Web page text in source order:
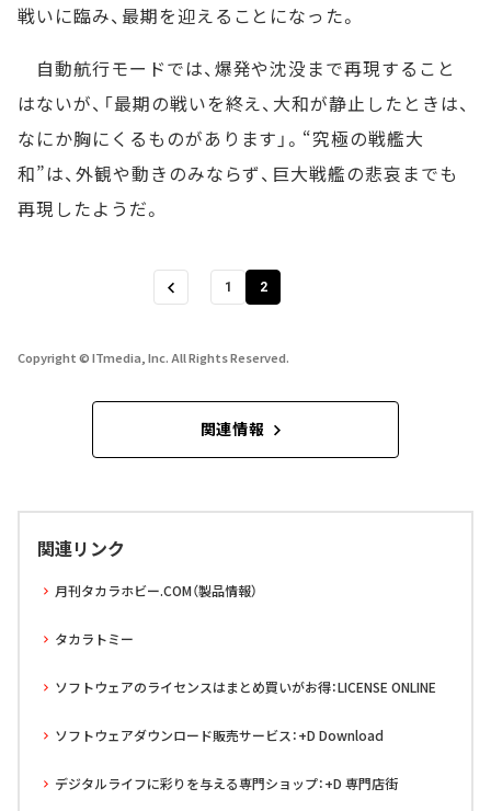
戦いに臨み、最期を迎えることになった。
自動航行モードでは、爆発や沈没まで再現すること
はないが、「最期の戦いを終え、大和が静止したときは、
なにか胸にくるものがあります」。“究極の戦艦大
和”は、外観や動きのみならず、巨大戦艦の悲哀までも
再現したようだ。
1 2
Copyright © ITmedia, Inc. All Rights Reserved.
関連情報
関連リンク
月刊タカラホビー.COM（製品情報）
タカラトミー
ソフトウェアのライセンスはまとめ買いがお得：LICENSE ONLINE
ソフトウェアダウンロード販売サービス：+D Download
デジタルライフに彩りを与える専門ショップ：+D 専門店街